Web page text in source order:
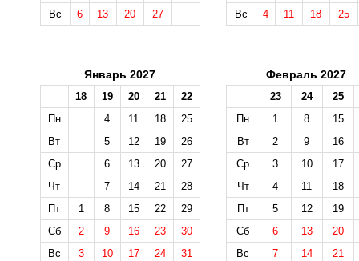
Вс
6 13 20 27
Вс
4 11 18 25
Январь 2027
18 19 20 21
22
Пн
4 11 18
25
Вт
5 12 19
26
Ср
6 13 20
27
Чт
7 14 21
28
Пт
1 8 15 22
29
Сб
2 9 16 23
30
Вс
3 10 17 24 31
Февраль 2027
23 24
25
Пн
1 8
15
Вт
2 9
16
Ср
3 10
17
Чт
4 11
18
Пт
5 12
19
Сб
6 13
20
Вс
7 14 21